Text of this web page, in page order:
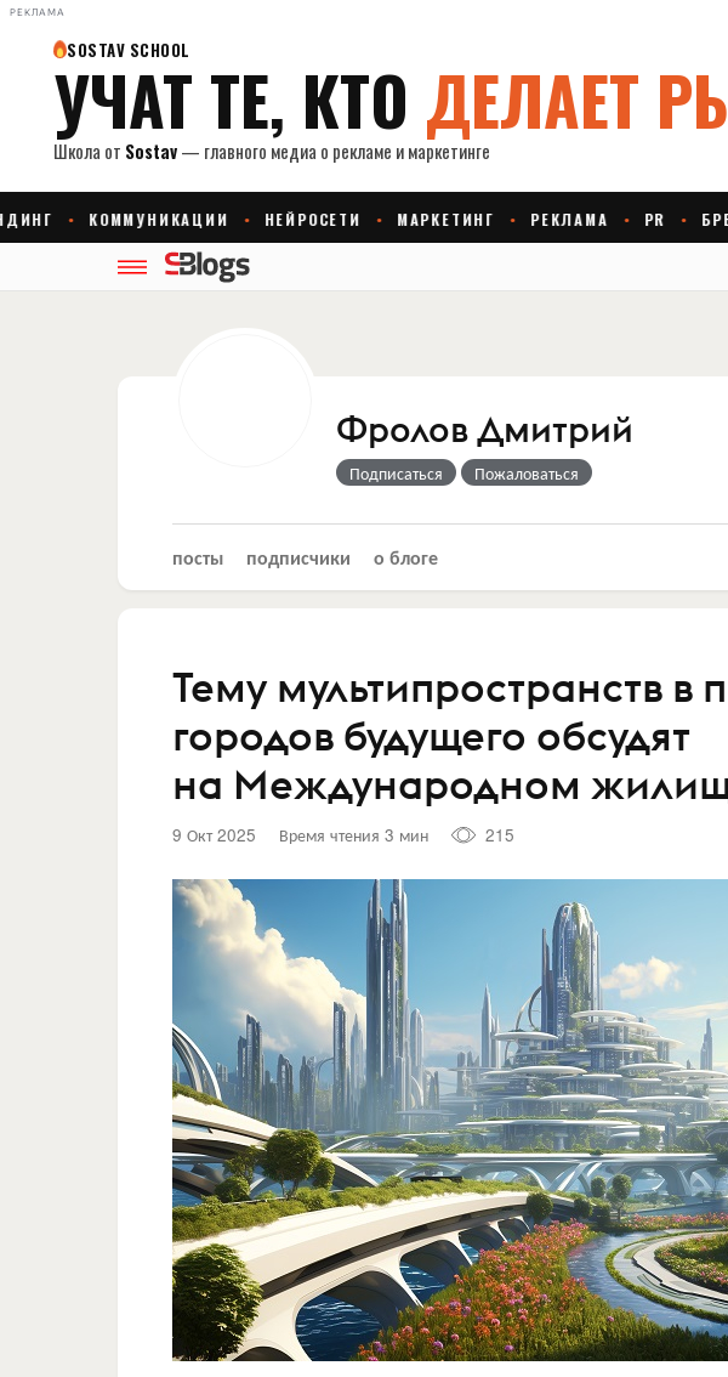
РЕКЛАМА
Фролов Дмитрий
Подписаться Пожаловаться
посты подписчики о блоге
Тему мультипространств в
городов будущего обсудят
на Международном
9 Окт 2025 Время чтения 3 мин 215